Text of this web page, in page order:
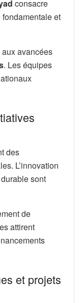
consacre
fondamentale et
avancées
. Les équipes
des
L’innovation
sont
de
attirent
et projets